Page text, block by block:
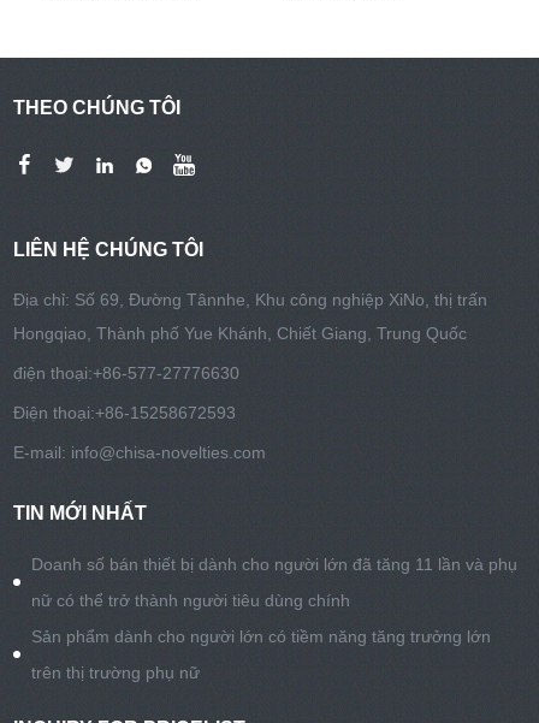
THEO CHÚNG TÔI
LIÊN HỆ CHÚNG TÔI
Địa chỉ: Số 69, Đường Tânnhe, Khu công nghiệp XiNo, thị trấn
Hongqiao, Thành phố Yue Khánh, Chiết Giang, Trung Quốc
điện thoại:+86-577-27776630
Điện thoại:+86-15258672593
E-mail: info@chisa-novelties.com
TIN MỚI NHẤT
Doanh số bán thiết bị dành cho người lớn đã tăng 11 lần và phụ
nữ có thể trở thành người tiêu dùng chính
Sản phẩm dành cho người lớn có tiềm năng tăng trưởng lớn
trên thị trường phụ nữ